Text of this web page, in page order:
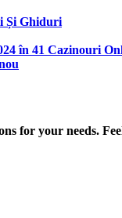
Și Ghiduri
în 41 Cazinouri
for your needs.